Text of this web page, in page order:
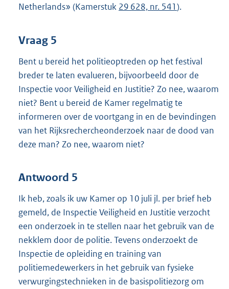
Netherlands» (Kamerstuk 29 628, nr. 541).
Vraag 5
Bent u bereid het politieoptreden op het festival
breder te laten evalueren, bijvoorbeeld door de
Inspectie voor Veiligheid en Justitie? Zo nee, waarom
niet? Bent u bereid de Kamer regelmatig te
informeren over de voortgang in en de bevindingen
van het Rijksrechercheonderzoek naar de dood van
deze man? Zo nee, waarom niet?
Antwoord 5
Ik heb, zoals ik uw Kamer op 10 juli jl. per brief heb
gemeld, de Inspectie Veiligheid en Justitie verzocht
een onderzoek in te stellen naar het gebruik van de
nekklem door de politie. Tevens onderzoekt de
Inspectie de opleiding en training van
politiemedewerkers in het gebruik van fysieke
verwurgingstechnieken in de basispolitiezorg om